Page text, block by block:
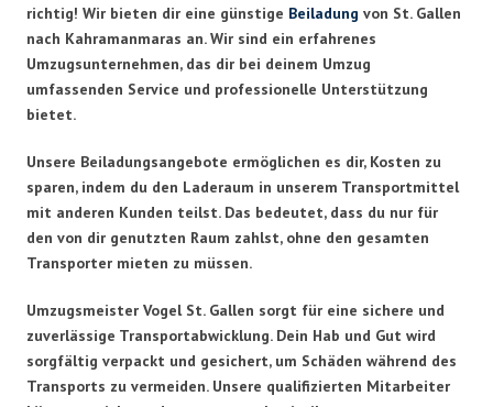
richtig! Wir bieten dir eine günstige Beiladung von St. Gallen
nach Kahramanmaras an. Wir sind ein erfahrenes
Umzugsunternehmen, das dir bei deinem Umzug
umfassenden Service und professionelle Unterstützung
bietet.
Unsere Beiladungsangebote ermöglichen es dir, Kosten zu
sparen, indem du den Laderaum in unserem Transportmittel
mit anderen Kunden teilst. Das bedeutet, dass du nur für
den von dir genutzten Raum zahlst, ohne den gesamten
Transporter mieten zu müssen.
Umzugsmeister Vogel St. Gallen sorgt für eine sichere und
zuverlässige Transportabwicklung. Dein Hab und Gut wird
sorgfältig verpackt und gesichert, um Schäden während des
Transports zu vermeiden. Unsere qualifizierten Mitarbeiter